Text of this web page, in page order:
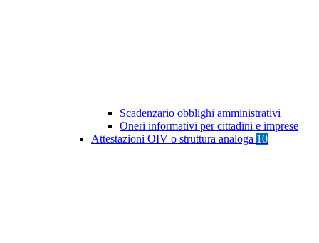
Scadenzario obblighi amministrativi
Oneri informativi per cittadini e imprese
Attestazioni OIV o struttura analoga 10